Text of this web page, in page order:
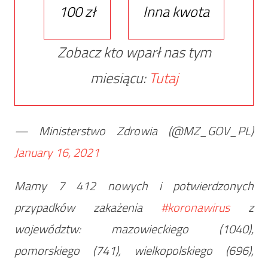
100 zł
Inna kwota
Zobacz kto wparł nas tym
miesiącu: Tutaj
— Ministerstwo Zdrowia (@MZ_GOV_PL)
January 16, 2021
Mamy 7 412 nowych i potwierdzonych
przypadków zakażenia #koronawirusz
województw: mazowieckiego (1040),
pomorskiego (741), wielkopolskiego (696),